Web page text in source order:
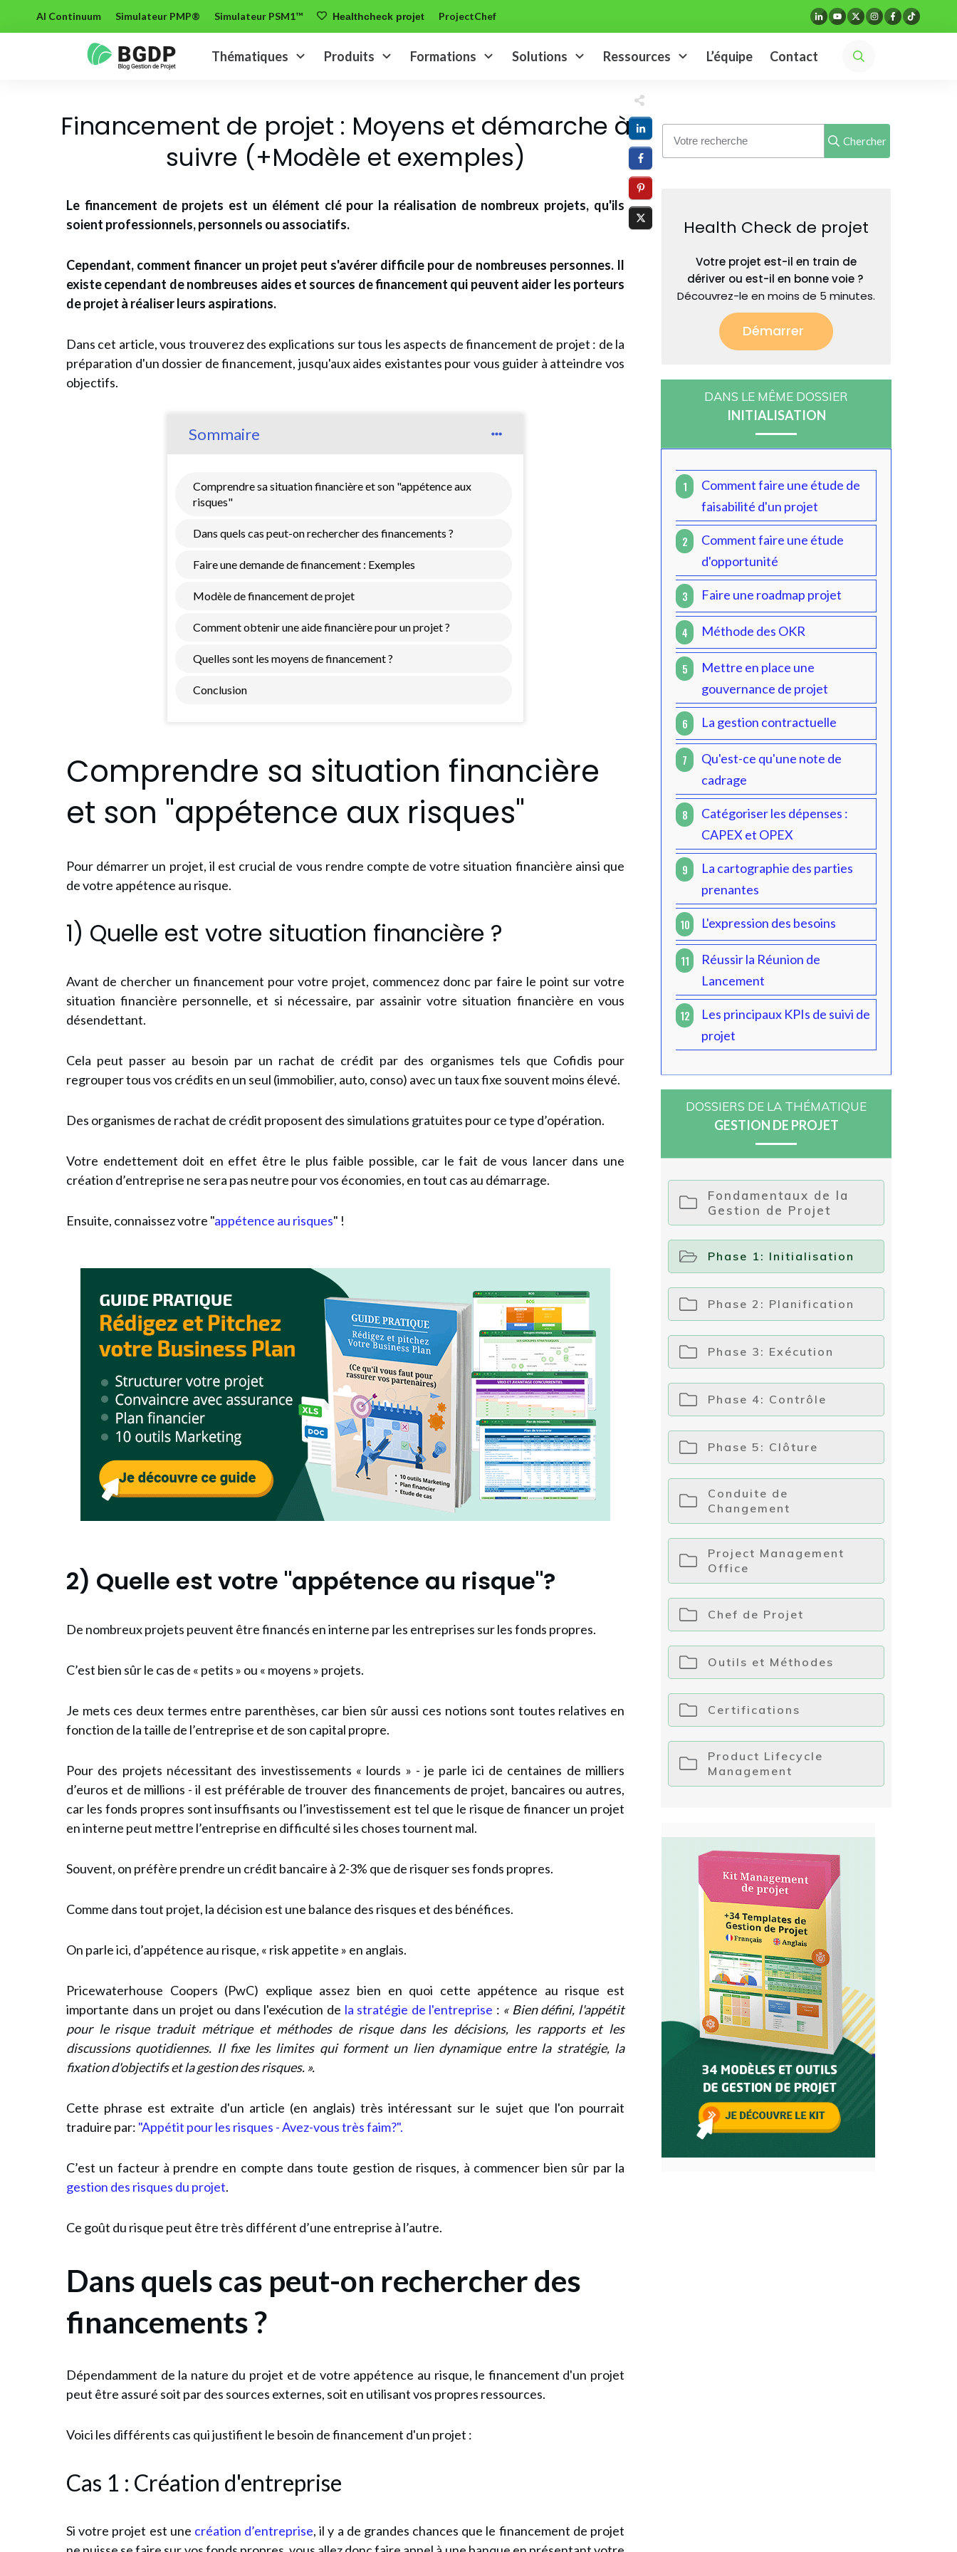
AI Continuum Simulateur PMP® Simulateur PSM1™ Healthcheck projet ProjectChef
Thématiques Produits Formations Solutions Ressources L’équipe Contact
Financement de projet : Moyens et démarche à
suivre (+Modèle et exemples)
Le financement de projets est un élément clé pour la réalisation de nombreux projets, qu'ils
soient professionnels, personnels ou associatifs.
Cependant, comment financer un projet peut s'avérer difficile pour de nombreuses personnes. Il
existe cependant de nombreuses aides et sources de financement qui peuvent aider les porteurs
de projet à réaliser leurs aspirations.
Dans cet article, vous trouverez des explications sur tous les aspects de financement de projet : de la
préparation d'un dossier de financement, jusqu'aux aides existantes pour vous guider à atteindre vos
objectifs.
Sommaire
Comprendre sa situation financière et son "appétence aux
risques"
Dans quels cas peut-on rechercher des financements ?
Faire une demande de financement : Exemples
Modèle de financement de projet
Comment obtenir une aide financière pour un projet ?
Quelles sont les moyens de financement ?
Conclusion
Comprendre sa situation financière
et son "appétence aux risques"
Pour démarrer un projet, il est crucial de vous rendre compte de votre situation financière ainsi que
de votre appétence au risque.
1) Quelle est votre situation financière ?
Avant de chercher un financement pour votre projet, commencez donc par faire le point sur votre
situation financière personnelle, et si nécessaire, par assainir votre situation financière en vous
désendettant.
Cela peut passer au besoin par un rachat de crédit par des organismes tels que Cofidis pour
regrouper tous vos crédits en un seul (immobilier, auto, conso) avec un taux fixe souvent moins élevé.
Des organismes de rachat de crédit proposent des simulations gratuites pour ce type d’opération.
Votre endettement doit en effet être le plus faible possible, car le fait de vous lancer dans une
création d’entreprise ne sera pas neutre pour vos économies, en tout cas au démarrage.
Ensuite, connaissez votre "appétence au risques" !
2) Quelle est votre "appétence au risque"?
De nombreux projets peuvent être financés en interne par les entreprises sur les fonds propres.
C’est bien sûr le cas de « petits » ou « moyens » projets.
Je mets ces deux termes entre parenthèses, car bien sûr aussi ces notions sont toutes relatives en
fonction de la taille de l’entreprise et de son capital propre.
Pour des projets nécessitant des investissements « lourds » - je parle ici de centaines de milliers
d’euros et de millions - il est préférable de trouver des financements de projet, bancaires ou autres,
car les fonds propres sont insuffisants ou l’investissement est tel que le risque de financer un projet
en interne peut mettre l’entreprise en difficulté si les choses tournent mal.
Souvent, on préfère prendre un crédit bancaire à 2-3% que de risquer ses fonds propres.
Comme dans tout projet, la décision est une balance des risques et des bénéfices.
On parle ici, d’appétence au risque, « risk appetite » en anglais.
Pricewaterhouse Coopers (PwC) explique assez bien en quoi cette appétence au risque est
importante dans un projet ou dans l'exécution de la stratégie de l'entreprise : « Bien défini, l'appétit
pour le risque traduit métrique et méthodes de risque dans les décisions, les rapports et les
discussions quotidiennes. Il fixe les limites qui forment un lien dynamique entre la stratégie, la
fixation d'objectifs et la gestion des risques. ».
Cette phrase est extraite d'un article (en anglais) très intéressant sur le sujet que l'on pourrait
traduire par: "Appétit pour les risques - Avez-vous très faim?".
C’est un facteur à prendre en compte dans toute gestion de risques, à commencer bien sûr par la
gestion des risques du projet.
Ce goût du risque peut être très différent d’une entreprise à l’autre.
Dans quels cas peut-on rechercher des
financements ?
Dépendamment de la nature du projet et de votre appétence au risque, le financement d'un projet
peut être assuré soit par des sources externes, soit en utilisant vos propres ressources.
Voici les différents cas qui justifient le besoin de financement d'un projet :
Cas 1 : Création d'entreprise
Si votre projet est une création d’entreprise, il y a de grandes chances que le financement de projet
Chercher
Health Check de projet
Votre projet est-il en train de
dériver ou est-il en bonne voie ?
Découvrez-le en moins de 5 minutes.
Démarrer
DANS LE MÊME DOSSIER
INITIALISATION
1
Comment faire une étude de
faisabilité d'un projet
2
Comment faire une étude
d'opportunité
3 Faire une roadmap projet
4 Méthode des OKR
5
Mettre en place une
gouvernance de projet
6 La gestion contractuelle
7
Qu'est-ce qu'une note de
cadrage
8
Catégoriser les dépenses :
CAPEX et OPEX
9
La cartographie des parties
prenantes
10 L'expression des besoins
11
Réussir la Réunion de
Lancement
12
Les principaux KPIs de suivi de
projet
DOSSIERS DE LA THÉMATIQUE
GESTION DE PROJET
Fondamentaux de la
Gestion de Projet
Phase 1: Initialisation
Phase 2: Planification
Phase 3: Exécution
Phase 4: Contrôle
Phase 5: Clôture
Conduite de
Changement
Project Management
Office
Chef de Projet
Outils et Méthodes
Certifications
Product Lifecycle
Management